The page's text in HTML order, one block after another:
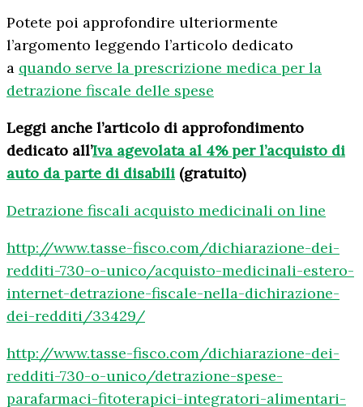
Potete poi approfondire ulteriormente
l’argomento leggendo l’articolo dedicato
a quando serve la prescrizione medica per la
detrazione fiscale delle spese
Leggi anche l’articolo di approfondimento
dedicato all’Iva agevolata al 4% per l’acquisto di
auto da parte di disabili (gratuito)
Detrazione fiscali acquisto medicinali on line
http://www.tasse-fisco.com/dichiarazione-dei-
redditi-730-o-unico/acquisto-medicinali-estero-
internet-detrazione-fiscale-nella-dichirazione-
dei-redditi/33429/
http://www.tasse-fisco.com/dichiarazione-dei-
redditi-730-o-unico/detrazione-spese-
parafarmaci-fitoterapici-integratori-alimentari-